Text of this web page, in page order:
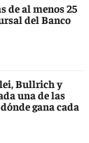
de al menos 25
del Banco
Bullrich y
una de las
gana cada